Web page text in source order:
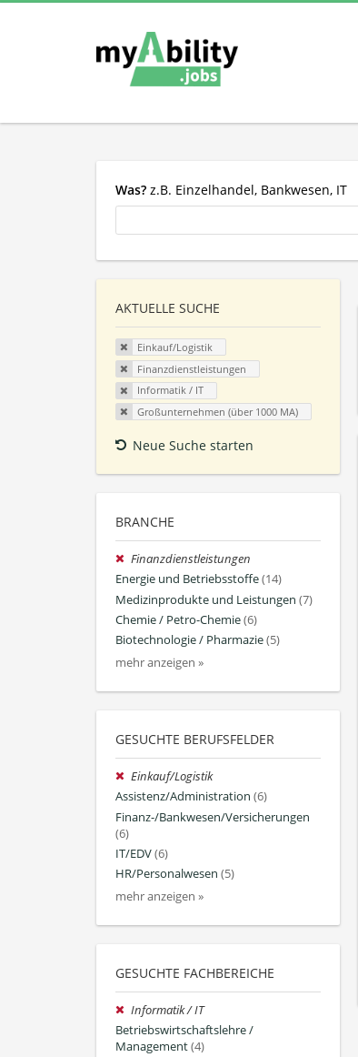
Was? z.B. Einzelhandel, Bankwesen, IT
AKTUELLE SUCHE
Einkauf/Logistik
Finanzdienstleistungen
Informatik / IT
Großunternehmen (über 1000 MA)
Neue Suche starten
BRANCHE
Finanzdienstleistungen
Energie und Betriebsstoffe(14)
Medizinprodukte und Leistungen (7)
Chemie / Petro-Chemie(6)
Biotechnologie / Pharmazie(5)
mehr anzeigen »
GESUCHTE BERUFSFELDER
Einkauf/Logistik
Assistenz/Administration (6)
Finanz-/Bankwesen/Versicherungen
(6)
IT/EDV(6)
HR/Personalwesen (5)
mehr anzeigen »
GESUCHTE FACHBEREICHE
Informatik / IT
Betriebswirtschaftslehre /
Management(4)